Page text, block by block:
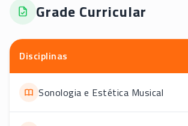
Grade Curricular
Disciplinas
Sonologia e Estética Musical